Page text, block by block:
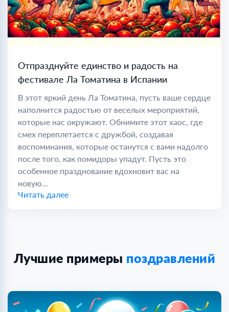
Отпразднуйте единство и радость на
фестивале Ла Томатина в Испании
В этот яркий день Ла Томатина, пусть ваше сердце
наполнится радостью от веселых мероприятий,
которые нас окружают. Обнимите этот хаос, где
смех переплетается с дружбой, создавая
воспоминания, которые останутся с вами надолго
после того, как помидоры упадут. Пусть это
особенное празднование вдохновит вас на
новую...
Читать далее
Лучшие примеры поздравлений